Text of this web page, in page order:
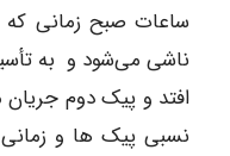
ساعات صبح زمانی
ناشی می‌شود و به
افتد و پیک دوم
نسبی پیک ها و زمانی